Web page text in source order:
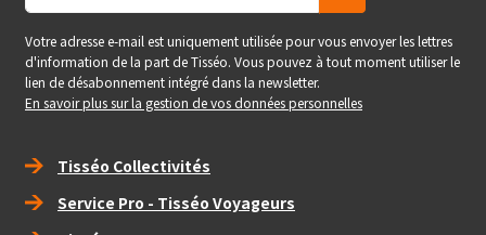
Votre adresse e-mail est uniquement utilisée pour vous envoyer les lettres
d'information de la part de Tisséo. Vous pouvez à tout moment utiliser le
lien de désabonnement intégré dans la newsletter.
En savoir plus sur la gestion de vos données personnelles
Right_footer
Tisséo Collectivités
Service Pro - Tisséo Voyageurs